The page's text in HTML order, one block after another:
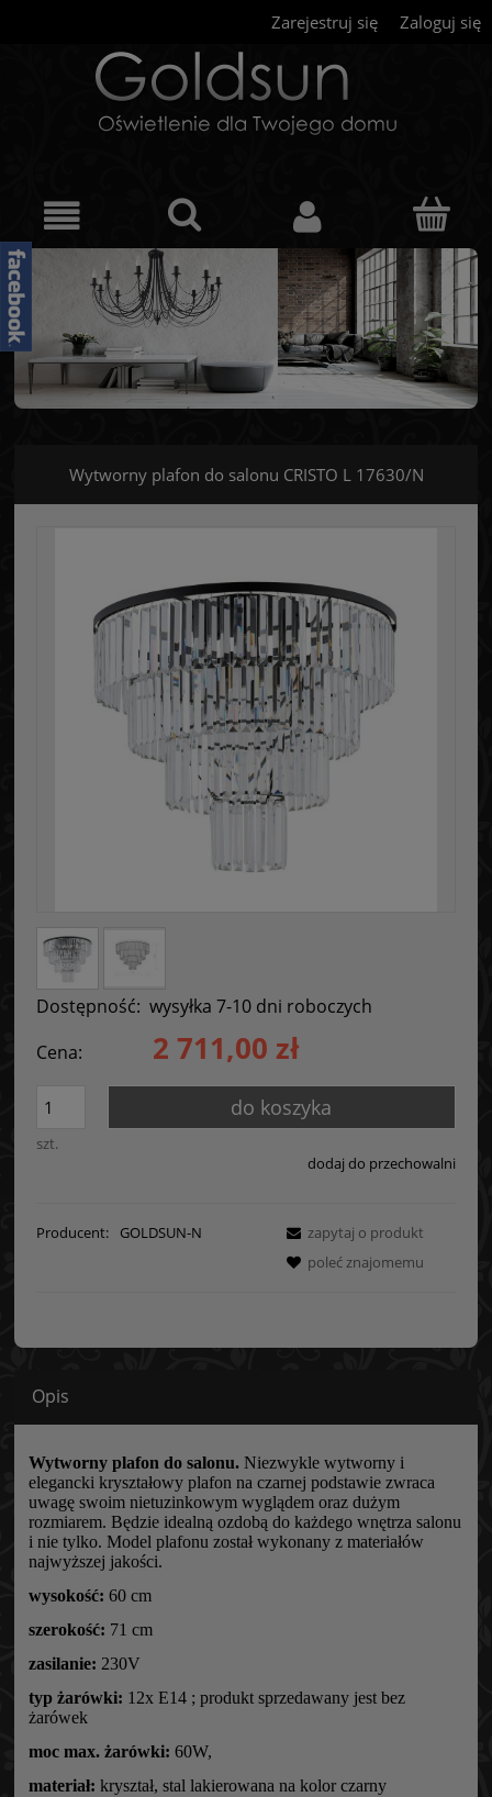
Zarejestruj się Zaloguj się
Wytworny plafon do salonu CRISTO L 17630/N
Dostępność: wysyłka 7-10 dni roboczych
Cena:
2 711,00 zł
szt.
do koszyka
dodaj do przechowalni
Producent: GOLDSUN-N
zapytaj o produkt
poleć znajomemu
Opis
Wytworny plafon do salonu. Niezwykle wytworny i
elegancki kryształowy plafon na czarnej podstawie zwraca
uwagę swoim nietuzinkowym wyglądem oraz dużym
rozmiarem. Będzie idealną ozdobą do każdego wnętrza salonu
i nie tylko. Model plafonu został wykonany z materiałów
najwyższej jakości.
wysokość: 60 cm
szerokość: 71 cm
zasilanie: 230V
typ żarówki: 12x E14 ; produkt sprzedawany jest bez
żarówek
moc max. żarówki: 60W,
materiał: kryształ, stal lakierowana na kolor czarny